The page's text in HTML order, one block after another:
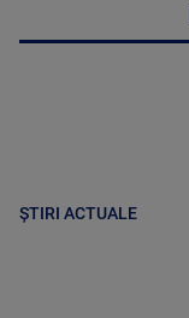
ȘTIRI ACTUALE